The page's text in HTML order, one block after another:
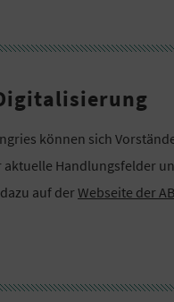
können sich
aktuelle Handlungsfelder
auf derWebseite der